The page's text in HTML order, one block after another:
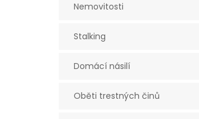
Nemovitosti
Stalking
Domácí násilí
Oběti trestných činů